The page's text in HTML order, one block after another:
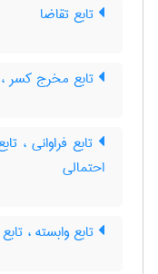
تابع تقاضا
تابع مخرج کسر
تابع فراوانی ،
احتمالی
تابع وابسته ،